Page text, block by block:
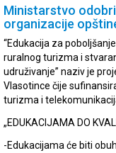
Ministarstvo
organizacije
“Edukacija za
ruralnog turizma i
udruživanje” naziv je
Vlasotince čije
turizma i
„EDUKACIJAMA DO
-Edukacijama će biti